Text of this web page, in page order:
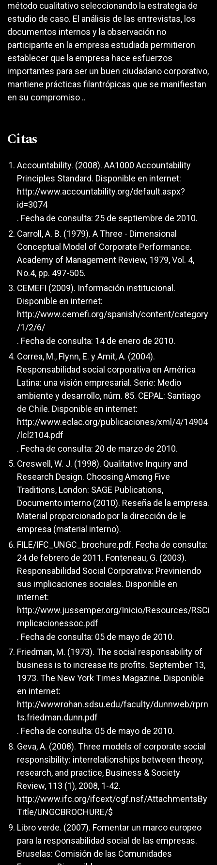
método cualitativo seleccionando la estrategia de
estudio de caso. El análisis de las entrevistas, los
documentos internos y la observación no
participante en la empresa estudiada permitieron
establecer que la empresa hace esfuerzos
importantes para ser un buen ciudadano corporativo,
mantiene prácticas filantrópicas que se manifiestan
en su compromiso ..
Citas
Accountability. (2008). AA1000 Accountability
Principles Standard. Disponible en internet:
http://www.accountability.org/default.aspx?
id=3074
. Fecha de consulta: 25 de septiembre de 2010.
Carroll, A. B. (1979). A Three - Dimensional
Conceptual Model of Corporate Performance.
Academy of Management Review, 1979, Vol. 4,
No.4, pp. 497-505.
CEMEFI (2009). Información institucional.
Disponible en internet:
http://www.cemefi.org/spanish/content/category
/1/2/6/
. Fecha de consulta: 14 de enero de 2010.
Correa, M., Flynn, E. y Amit, A. (2004).
Responsabilidad social corporativa en América
Latina: una visión empresarial. Serie: Medio
ambiente y desarrollo, núm. 85. CEPAL: Santiago
de Chile. Disponible en internet:
http://www.eclac.org/publicaciones/xml/4/14904
/lcl2104.pdf
. Fecha de consulta: 20 de marzo de 2010.
Creswell, W. J. (1998). Qualitative Inquiry and
Research Design. Choosing Among Five
Traditions, London: SAGE Publications,
Documento interno (2010). Reseña de la empresa.
Material proporcionado por la dirección de le
empresa (material interno).
FILE/IFC_UNGC_brochure.pdf. Fecha de consulta:
24 de febrero de 2011. Fonteneau, G. (2003).
Responsabilidad Social Corporativa: Previniendo
sus implicaciones sociales. Disponible en
internet:
http://www.jussemper.org/Inicio/Resources/RSCi
mplicacionessoc.pdf
. Fecha de consulta: 05 de mayo de 2010.
Friedman, M. (1973). The social responsability of
business is to increase its profits. September 13,
1973. The New York Times Magazine. Disponible
en internet:
http://wwwrohan.sdsu.edu/faculty/dunnweb/rprn
ts.friedman.dunn.pdf
. Fecha de consulta: 05 de mayo de 2010.
Geva, A. (2008). Three models of corporate social
responsibility: interrelationships between theory,
research, and practice, Business & Society
Review, 113 (1), 2008, 1-42.
http://www.ifc.org/ifcext/cgf.nsf/AttachmentsBy
Title/UNGCBROCHURE/$
Libro verde. (2007). Fomentar un marco europeo
para la responsabilidad social de las empresas.
Bruselas: Comisión de las Comunidades